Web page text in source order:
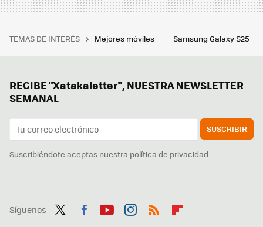
TEMAS DE INTERÉS Mejores móviles Samsung Galaxy S25
RECIBE "Xatakaletter", NUESTRA NEWSLETTER
SEMANAL
SUSCRIBIR
Suscribiéndote aceptas nuestra política de privacidad
Síguenos